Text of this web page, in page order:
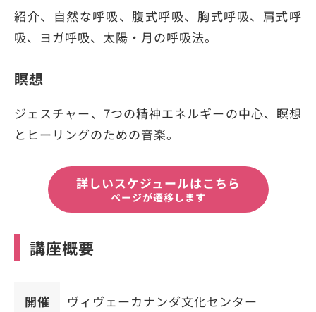
紹介、自然な呼吸、腹式呼吸、胸式呼吸、肩式呼
吸、ヨガ呼吸、太陽・月の呼吸法。
瞑想
ジェスチャー、7つの精神エネルギーの中心、瞑想
とヒーリングのための音楽。
詳しいスケジュールはこちら
ページが遷移します
講座概要
開催
ヴィヴェーカナンダ文化センター